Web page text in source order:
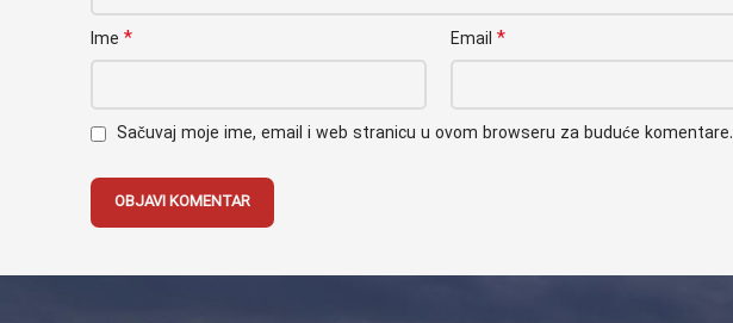
Ime * Email*
Sačuvaj moje ime, email i web stranicu u ovom browseru za buduće komentare.